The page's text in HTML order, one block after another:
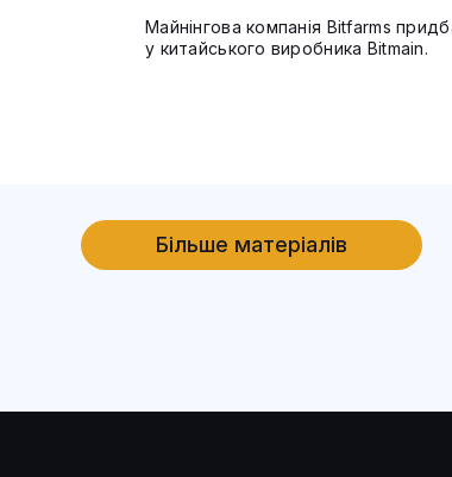
Майнінгова компанія Bitfarms
у китайського виробника Bitmain.
Більше матеріалів